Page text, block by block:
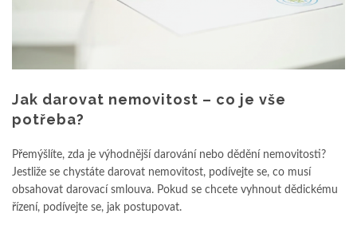
Jak darovat nemovitost – co je vše
potřeba?
Přemýšlíte, zda je výhodnější darování nebo dědění nemovitosti?
Jestliže se chystáte darovat nemovitost, podívejte se, co musí
obsahovat darovací smlouva. Pokud se chcete vyhnout dědickému
řízení, podívejte se, jak postupovat.